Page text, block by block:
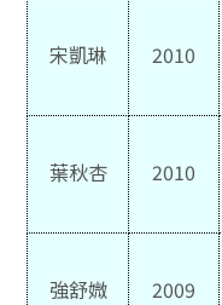
宋凱琳 2010
葉秋杏 2010
強舒媺 2009